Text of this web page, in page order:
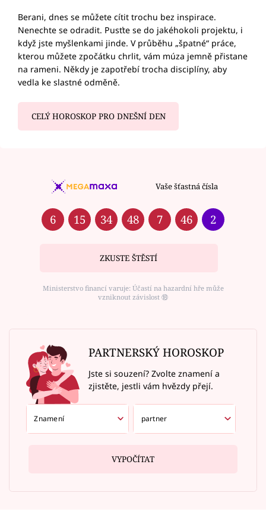
Berani, dnes se můžete cítit trochu bez inspirace.
Nenechte se odradit. Pusťte se do jakéhokoli projektu, i
když jste myšlenkami jinde. V průběhu „špatné“ práce,
kterou můžete zpočátku chrlit, vám múza jemně přistane
na rameni. Někdy je zapotřebí trocha disciplíny, aby
vedla ke slastné odměně.
CELÝ HOROSKOP PRO DNEŠNÍ DEN
Vaše šťastná čísla
6 15 34 48 7 46 2
ZKUSTE ŠTĚSTÍ
Ministerstvo financí varuje: Účastí na hazardní hře může
vzniknout závislost ⑱
PARTNERSKÝ HOROSKOP
Jste si souzení? Zvolte znamení a
zjistěte, jestli vám hvězdy přejí.
VYPOČÍTAT